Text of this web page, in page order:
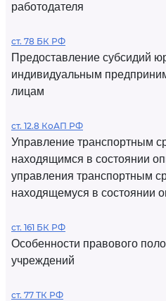
работодателя
ст. 78 БК РФ
Предоставление субсидий
индивидуальным
лицам
ст. 12.8 КоАП РФ
Управление транспортным
находящимся в состоянии
управления транспортным
находящемуся в состоянии
ст. 161 БК РФ
Особенности правового
учреждений
ст. 77 ТК РФ